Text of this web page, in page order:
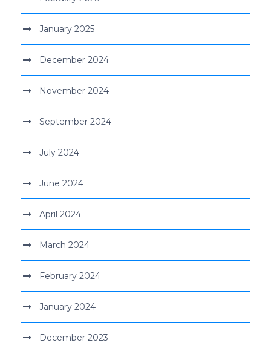
January 2025
December 2024
November 2024
September 2024
July 2024
June 2024
April 2024
March 2024
February 2024
January 2024
December 2023